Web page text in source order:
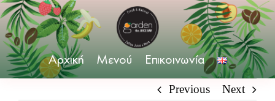
Skip
to
content
Αρχική Μενού Επικοινωνία
Previous Next